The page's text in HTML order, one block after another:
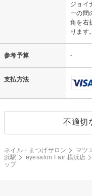
ジョイ
ーの間
角を右
ります
参考予算 -
支払方法
不適切
ネイル・まつげサロン マツ
浜駅
eyesalon Fair 横浜店
ップ